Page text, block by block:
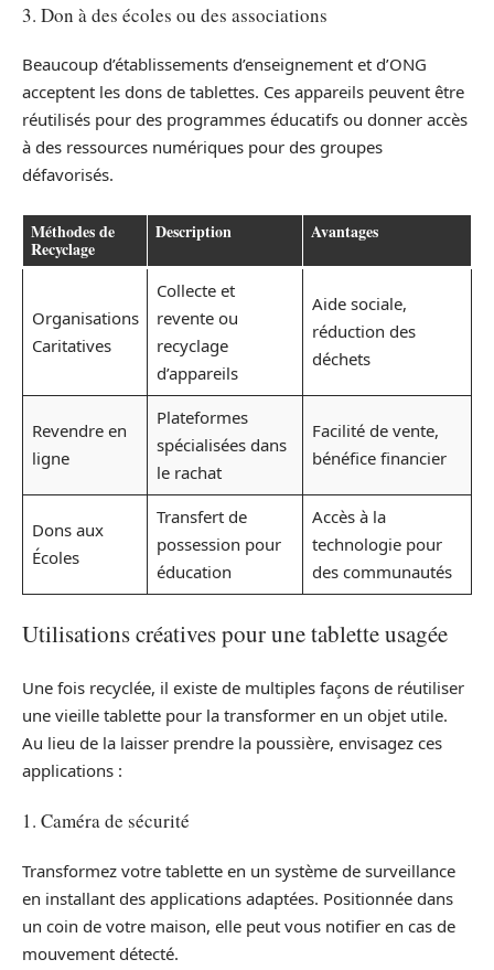
3. Don à des écoles ou des associations
Beaucoup d’établissements d’enseignement et d’ONG
acceptent les dons de tablettes. Ces appareils peuvent être
réutilisés pour des programmes éducatifs ou donner accès
à des ressources numériques pour des groupes
défavorisés.
Méthodes de
Recyclage
Description Avantages
Organisations
Caritatives
Collecte et
revente ou
recyclage
d’appareils
Aide sociale,
réduction des
déchets
Revendre en
ligne
Plateformes
spécialisées dans
le rachat
Facilité de vente,
bénéfice financier
Dons aux
Écoles
Transfert de
possession pour
éducation
Accès à la
technologie pour
des communautés
Utilisations créatives pour une tablette usagée
Une fois recyclée, il existe de multiples façons de réutiliser
une vieille tablette pour la transformer en un objet utile.
Au lieu de la laisser prendre la poussière, envisagez ces
applications :
1. Caméra de sécurité
Transformez votre tablette en un système de surveillance
en installant des applications adaptées. Positionnée dans
un coin de votre maison, elle peut vous notifier en cas de
mouvement détecté.